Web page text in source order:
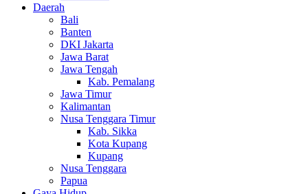
Daerah
Bali
Banten
DKI Jakarta
Jawa Barat
Jawa Tengah
Kab. Pemalang
Jawa Timur
Kalimantan
Nusa Tenggara Timur
Kab. Sikka
Kota Kupang
Kupang
Nusa Tenggara
Papua